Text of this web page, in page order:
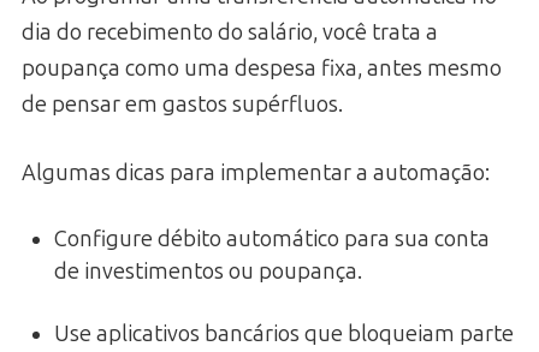
dia do recebimento do salário, você trata a
poupança como uma despesa fixa, antes mesmo
de pensar em gastos supérfluos.
Algumas dicas para implementar a automação:
Configure débito automático para sua conta
de investimentos ou poupança.
Use aplicativos bancários que bloqueiam parte